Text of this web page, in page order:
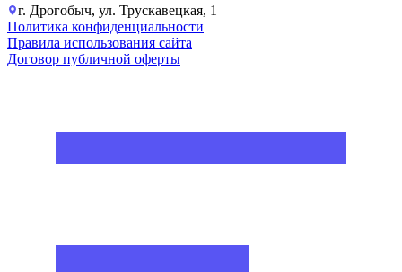
г. Дрогобыч, ул. Трускавецкая, 1
Политика конфиденциальности
Правила использования сайта
Договор публичной оферты